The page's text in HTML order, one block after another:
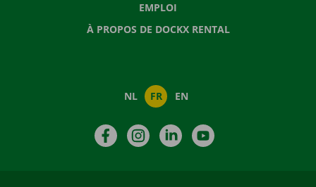
EMPLOI
À PROPOS DE DOCKX RENTAL
NL FR EN
FacebookInstagramLinkedIn